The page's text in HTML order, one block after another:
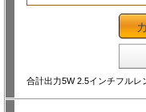
合計出力5W 2.5インチフルレ